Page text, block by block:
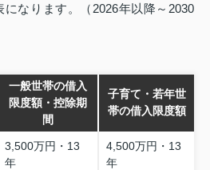
なります。（2026年以降～2030
一般世帯の借入
限度額・控除期
間
子育て・若年世
帯の借入限度額
3,500万円・13
年
4,500万円・13
年